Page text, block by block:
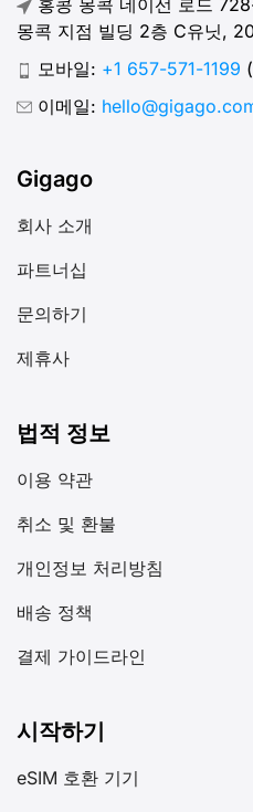
홍콩 몽콕 네이선 로드
몽콕 지점 빌딩 2층 C유닛,
모바일: +1 657-571-1199
이메일:
Gigago
회사 소개
파트너십
문의하기
제휴사
법적 정보
이용 약관
취소 및 환불
개인정보 처리방침
배송 정책
결제 가이드라인
시작하기
eSIM 호환 기기